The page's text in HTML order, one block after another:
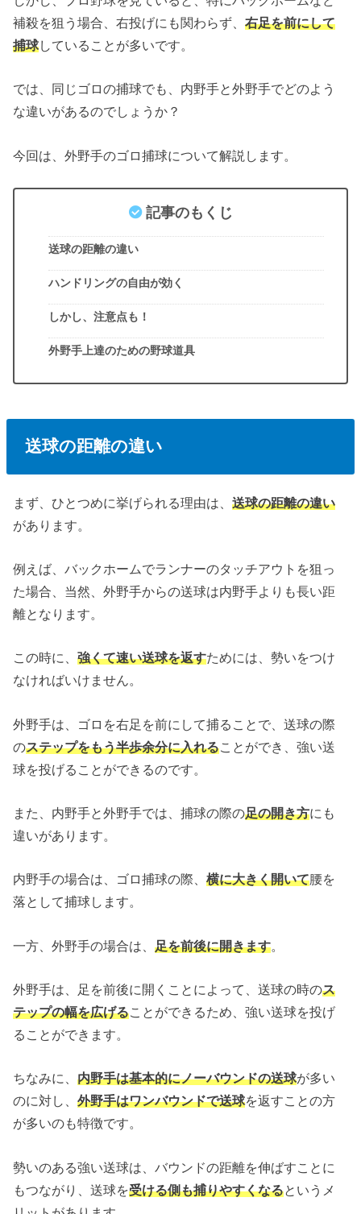
補殺を狙う場合、右投げにも関わらず、右足を前にして
捕球していることが多いです。
では、同じゴロの捕球でも、内野手と外野手でどのよう
な違いがあるのでしょうか？
今回は、外野手のゴロ捕球について解説します。
記事のもくじ
送球の距離の違い
ハンドリングの自由が効く
しかし、注意点も！
外野手上達のための野球道具
送球の距離の違い
まず、ひとつめに挙げられる理由は、送球の距離の違い
があります。
例えば、バックホームでランナーのタッチアウトを狙っ
た場合、当然、外野手からの送球は内野手よりも長い距
離となります。
この時に、強くて速い送球を返すためには、勢いをつけ
なければいけません。
外野手は、ゴロを右足を前にして捕ることで、送球の際
のステップをもう半歩余分に入れることができ、強い送
球を投げることができるのです。
また、内野手と外野手では、捕球の際の足の開き方にも
違いがあります。
内野手の場合は、ゴロ捕球の際、横に大きく開いて腰を
落として捕球します。
一方、外野手の場合は、足を前後に開きます。
外野手は、足を前後に開くことによって、送球の時のス
テップの幅を広げることができるため、強い送球を投げ
ることができます。
ちなみに、内野手は基本的にノーバウンドの送球が多い
のに対し、外野手はワンバウンドで送球を返すことの方
が多いのも特徴です。
勢いのある強い送球は、バウンドの距離を伸ばすことに
もつながり、送球を受ける側も捕りやすくなるというメ